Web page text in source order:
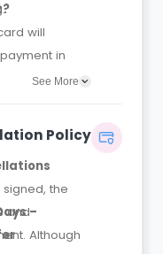
will
in
See More
Policy
the
and
Although
–